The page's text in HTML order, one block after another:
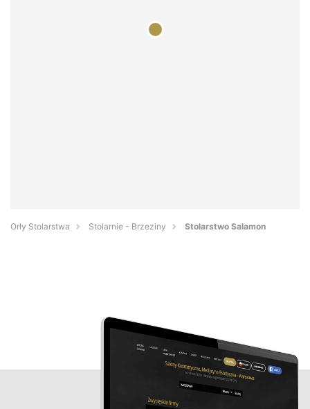
Orły Stolarstwa Stolarnie - Brzeziny Stolarstwo Salamon